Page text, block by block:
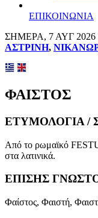
ΕΠΙΚΟΙΝΩΝΙΑ
ΣΗΜΕΡΑ, 7 ΑΥΓ
ΑΣΤΡΙΝΗ,
ΦΑΙΣΤΟΣ
ΕΤΥΜΟΛΟΓΙΑ /
Από το ρωμαϊκό
στα λατινικά.
ΕΠΙΣΗΣ
Φαίστος, Φαιστή,